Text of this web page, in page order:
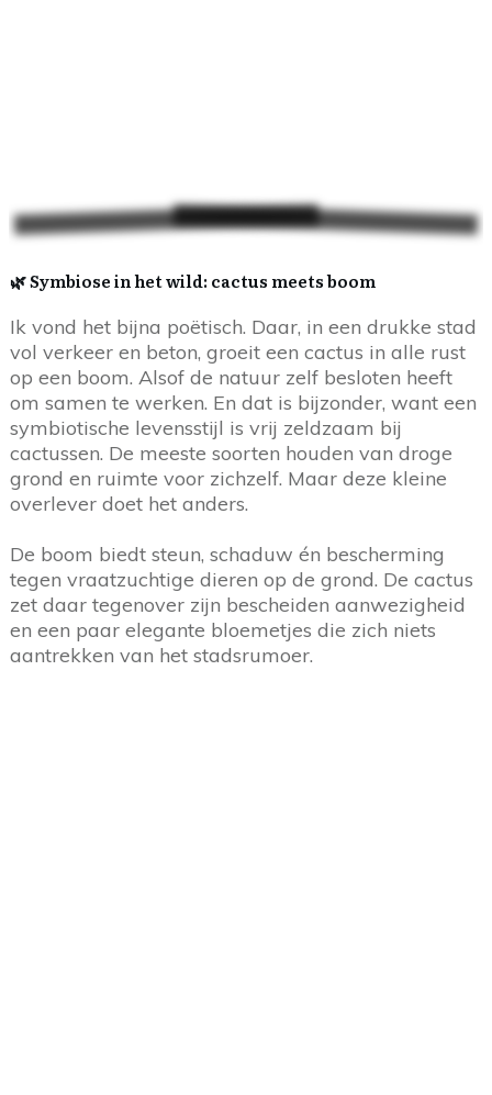
🌿 Symbiose in het wild: cactus meets boom
Ik vond het bijna poëtisch. Daar, in een drukke stad
vol verkeer en beton, groeit een cactus in alle rust
op een boom. Alsof de natuur zelf besloten heeft
om samen te werken. En dat is bijzonder, want een
symbiotische levensstijl is vrij zeldzaam bij
cactussen. De meeste soorten houden van droge
grond en ruimte voor zichzelf. Maar deze kleine
overlever doet het anders.
De boom biedt steun, schaduw én bescherming
tegen vraatzuchtige dieren op de grond. De cactus
zet daar tegenover zijn bescheiden aanwezigheid
en een paar elegante bloemetjes die zich niets
aantrekken van het stadsrumoer.